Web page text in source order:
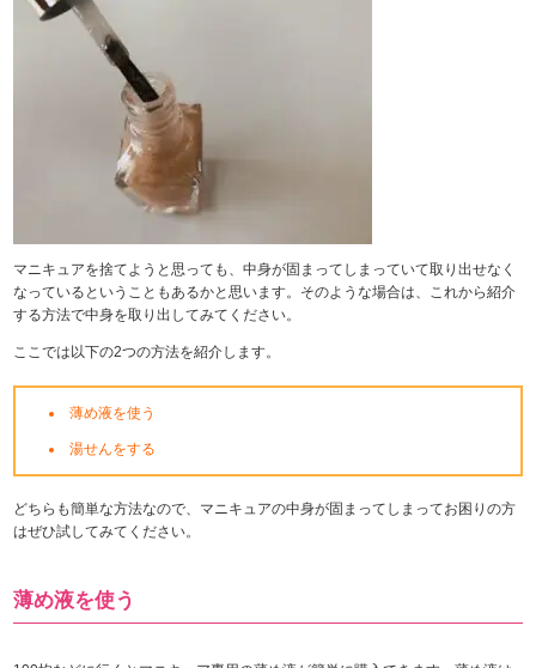
マニキュアを捨てようと思っても、中身が固まってしまっていて取り出せなく
なっているということもあるかと思います。そのような場合は、これから紹介
する方法で中身を取り出してみてください。
ここでは以下の2つの方法を紹介します。
薄め液を使う
湯せんをする
どちらも簡単な方法なので、マニキュアの中身が固まってしまってお困りの方
はぜひ試してみてください。
薄め液を使う